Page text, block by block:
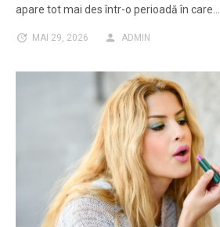
apare tot mai des într-o perioadă în care…
MAI 29, 2026 ADMIN